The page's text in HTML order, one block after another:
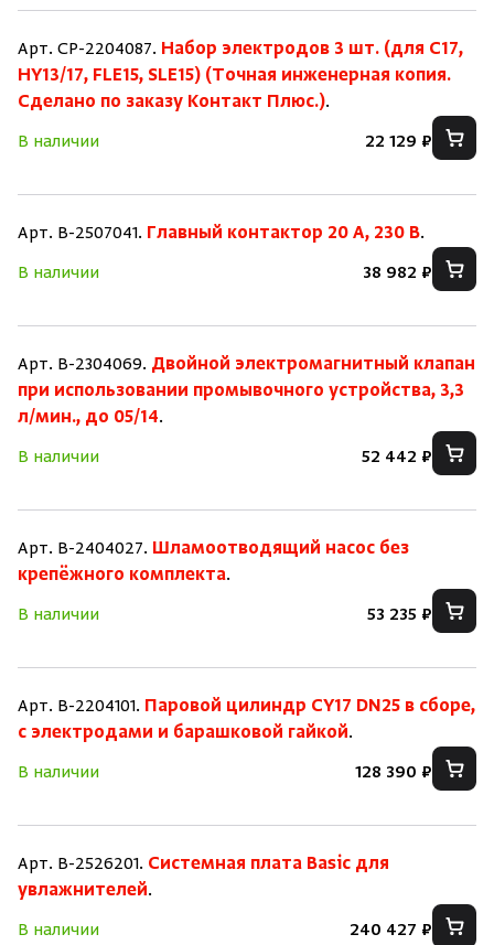
Арт. CP-2204087. Набор электродов 3 шт. (для C17,
HY13/17, FLE15, SLE15) (Точная инженерная копия.
Cделано по заказу Контакт Плюс.).
В наличии
22 129 ₽
Арт. B-2507041. Главный контактор 20 А, 230 В.
В наличии
38 982 ₽
Арт. B-2304069. Двойной электромагнитный клапан
при использовании промывочного устройства, 3,3
л/мин., до 05/14.
В наличии
52 442 ₽
Арт. B-2404027. Шламоотводящий насос без
крепёжного комплекта.
В наличии
53 235 ₽
Арт. B-2204101. Паровой цилиндр CY17 DN25 в сборе,
с электродами и барашковой гайкой.
В наличии
128 390 ₽
Арт. B-2526201. Системная плата Basic для
увлажнителей.
В наличии
240 427 ₽